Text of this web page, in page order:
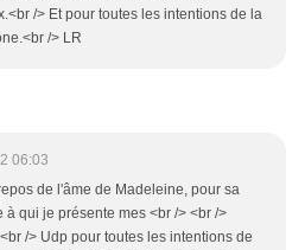
/> Et pour toutes les intentions de la
/> LR
06:03
de l'âme de Madeleine, pour sa
à qui je présente mes <br /> <br />
/> Udp pour toutes les intentions de